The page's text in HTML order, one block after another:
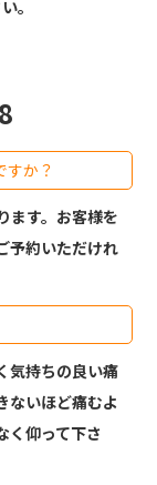
。
か？
ます。お客様を
予約いただけれ
気持ちの良い痛
ないほど痛むよ
く仰って下さ